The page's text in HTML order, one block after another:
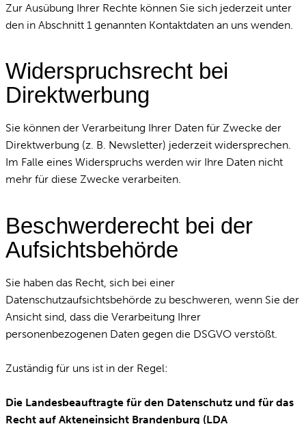
Zur Ausübung Ihrer Rechte können Sie sich jederzeit unter
den in Abschnitt 1 genannten Kontaktdaten an uns wenden.
Widerspruchsrecht bei
Direktwerbung
Sie können der Verarbeitung Ihrer Daten für Zwecke der
Direktwerbung (z. B. Newsletter) jederzeit widersprechen.
Im Falle eines Widerspruchs werden wir Ihre Daten nicht
mehr für diese Zwecke verarbeiten.
Beschwerderecht bei der
Aufsichtsbehörde
Sie haben das Recht, sich bei einer
Datenschutzaufsichtsbehörde zu beschweren, wenn Sie der
Ansicht sind, dass die Verarbeitung Ihrer
personenbezogenen Daten gegen die DSGVO verstößt.
Zuständig für uns ist in der Regel:
Die Landesbeauftragte für den Datenschutz und für das
Recht auf Akteneinsicht Brandenburg (LDA